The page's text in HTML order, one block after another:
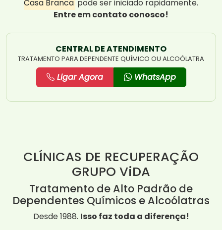
Casa Branca pode ser iniciado rapidamente.
Entre em contato conosco!
CENTRAL DE ATENDIMENTO
TRATAMENTO PARA DEPENDENTE QUÍMICO OU ALCOÓLATRA
Ligar Agora WhatsApp
CLÍNICAS DE RECUPERAÇÃO
GRUPO ViDA
Tratamento de Alto Padrão de
Dependentes Químicos e Alcoólatras
Desde 1988. Isso faz toda a diferença!